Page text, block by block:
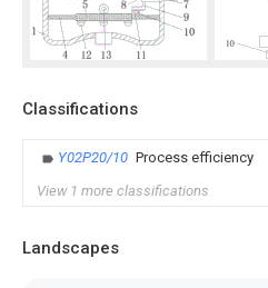
Classifications
Y02P20/10 Process efficiency
View 1 more classifications
Landscapes